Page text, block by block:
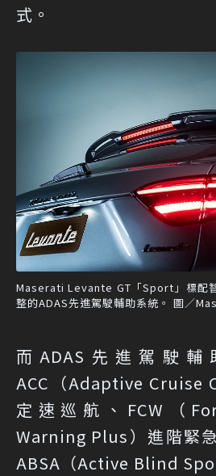
式。
Maserati Levante GT「Sport」標配
整的ADAS先進駕駛輔助系統。 圖／
而ADAS先進駕駛
ACC（Adaptive Cruise
定速巡航、FCW（
Warning Plus）進階緊
ABSA（Active Blind